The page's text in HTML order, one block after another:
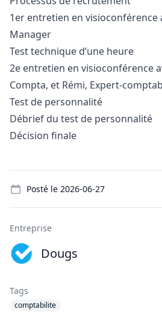
1er entretien en visioconférence
Manager
Test technique d’une heure
2e entretien en visioconférence
Compta, et Rémi, Expert-
Test de personnalité
Débrief du test de personnalité
Décision finale
Posté le 2026-06-27
Entreprise
Dougs
Tags
comptabilite